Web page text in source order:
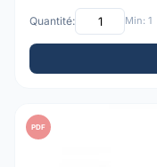
Quantité: Min: 1
PDF